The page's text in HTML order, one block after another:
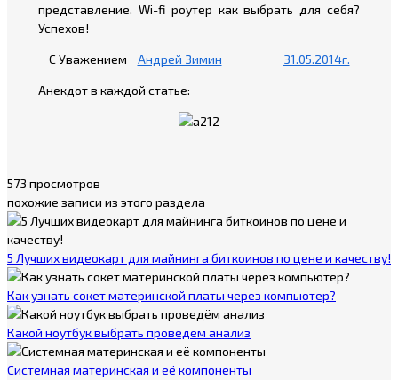
представление, Wi-fi роутер как выбрать для себя?
Успехов!
С Уважением Андрей Зимин 31.05.2014г.
Анекдот в каждой статье:
573 просмотров
похожие записи из этого раздела
5 Лучших видеокарт для майнинга биткоинов по цене и качеству!
Как узнать сокет материнской платы через компьютер?
Какой ноутбук выбрать проведём анализ
Системная материнская и её компоненты